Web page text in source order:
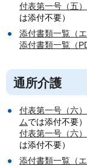
付表第一号（五
は添付不要）
添付書類一覧（
添付書類一覧（
通所介護
付表第一号（六
ムでは添付不要）
付表第一号（六
は添付不要）
添付書類一覧（